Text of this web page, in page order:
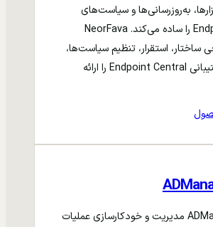
به‌روزرسانی‌ها و سیاست‌های
امنیتی Endpoint را ساده می‌کند. NeorFava
ساختار، استقرار، تنظیم سیاست‌ها،
آموزش و پشتیبانی Endpoint Central را ارائه
ADManager Plus مدیریت و خودکارسازی عملیات